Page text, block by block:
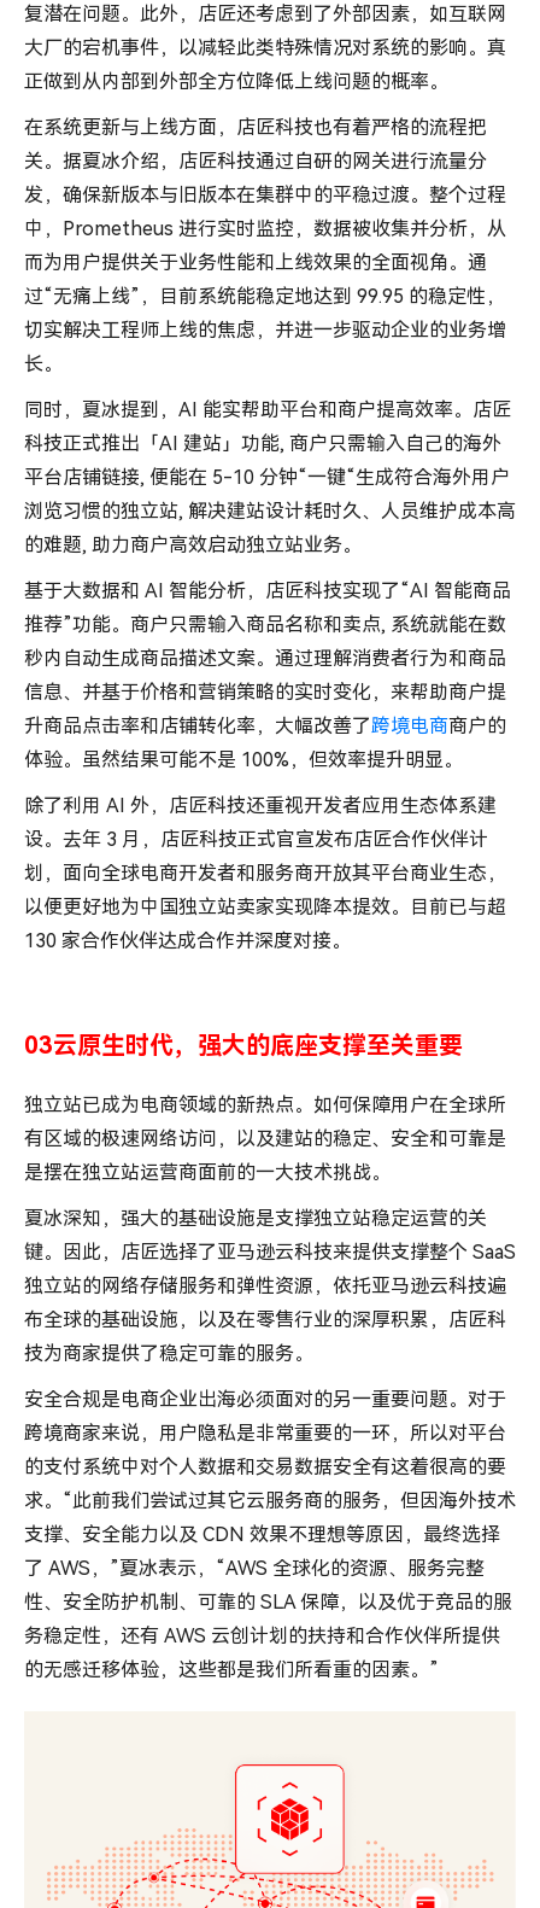
复潜在问题。此外，店匠还考虑到了外部因素，如互联网
大厂的宕机事件，以减轻此类特殊情况对系统的影响。真
正做到从内部到外部全方位降低上线问题的概率。
在系统更新与上线方面，店匠科技也有着严格的流程把
关。据夏冰介绍，店匠科技通过自研的网关进行流量分
发，确保新版本与旧版本在集群中的平稳过渡。整个过程
中，Prometheus 进行实时监控，数据被收集并分析，从
而为用户提供关于业务性能和上线效果的全面视角。通
过“无痛上线”，目前系统能稳定地达到 99.95 的稳定性，
切实解决工程师上线的焦虑，并进一步驱动企业的业务增
长。
同时，夏冰提到，AI 能实帮助平台和商户提高效率。店匠
科技正式推出「AI 建站」功能, 商户只需输入自己的海外
平台店铺链接, 便能在 5-10 分钟“一键“生成符合海外用户
浏览习惯的独立站, 解决建站设计耗时久、人员维护成本高
的难题, 助力商户高效启动独立站业务。
基于大数据和 AI 智能分析，店匠科技实现了“AI 智能商品
推荐”功能。商户只需输入商品名称和卖点, 系统就能在数
秒内自动生成商品描述文案。通过理解消费者行为和商品
信息、并基于价格和营销策略的实时变化，来帮助商户提
升商品点击率和店铺转化率，大幅改善了跨境电商商户的
体验。虽然结果可能不是 100%，但效率提升明显。
除了利用 AI 外，店匠科技还重视开发者应用生态体系建
设。去年 3 月，店匠科技正式官宣发布店匠合作伙伴计
划，面向全球电商开发者和服务商开放其平台商业生态，
以便更好地为中国独立站卖家实现降本提效。目前已与超
130 家合作伙伴达成合作并深度对接。
03云原生时代，强大的底座支撑至关重要
独立站已成为电商领域的新热点。如何保障用户在全球所
有区域的极速网络访问，以及建站的稳定、安全和可靠是
是摆在独立站运营商面前的一大技术挑战。
夏冰深知，强大的基础设施是支撑独立站稳定运营的关
键。因此，店匠选择了亚马逊云科技来提供支撑整个 SaaS
独立站的网络存储服务和弹性资源，依托亚马逊云科技遍
布全球的基础设施，以及在零售行业的深厚积累，店匠科
技为商家提供了稳定可靠的服务。
安全合规是电商企业出海必须面对的另一重要问题。对于
跨境商家来说，用户隐私是非常重要的一环，所以对平台
的支付系统中对个人数据和交易数据安全有这着很高的要
求。“此前我们尝试过其它云服务商的服务，但因海外技术
支撑、安全能力以及 CDN 效果不理想等原因，最终选择
了 AWS，”夏冰表示，“AWS 全球化的资源、服务完整
性、安全防护机制、可靠的 SLA 保障，以及优于竞品的服
务稳定性，还有 AWS 云创计划的扶持和合作伙伴所提供
的无感迁移体验，这些都是我们所看重的因素。”